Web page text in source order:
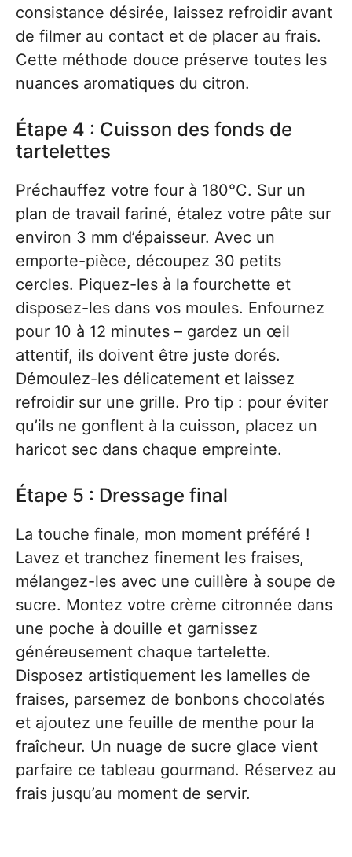
consistance désirée, laissez refroidir avant
de filmer au contact et de placer au frais.
Cette méthode douce préserve toutes les
nuances aromatiques du citron.
Étape 4 : Cuisson des fonds de
tartelettes
Préchauffez votre four à 180°C. Sur un
plan de travail fariné, étalez votre pâte sur
environ 3 mm d’épaisseur. Avec un
emporte-pièce, découpez 30 petits
cercles. Piquez-les à la fourchette et
disposez-les dans vos moules. Enfournez
pour 10 à 12 minutes – gardez un œil
attentif, ils doivent être juste dorés.
Démoulez-les délicatement et laissez
refroidir sur une grille. Pro tip : pour éviter
qu’ils ne gonflent à la cuisson, placez un
haricot sec dans chaque empreinte.
Étape 5 : Dressage final
La touche finale, mon moment préféré !
Lavez et tranchez finement les fraises,
mélangez-les avec une cuillère à soupe de
sucre. Montez votre crème citronnée dans
une poche à douille et garnissez
généreusement chaque tartelette.
Disposez artistiquement les lamelles de
fraises, parsemez de bonbons chocolatés
et ajoutez une feuille de menthe pour la
fraîcheur. Un nuage de sucre glace vient
parfaire ce tableau gourmand. Réservez au
frais jusqu’au moment de servir.